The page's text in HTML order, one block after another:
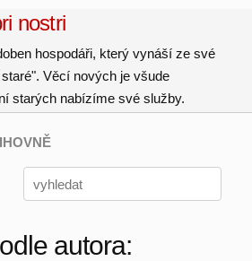
nostri
hospodáři, který vynáší ze své
Věcí nových je všude
starých nabízíme své služby.
autora: